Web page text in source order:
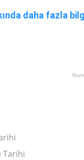
daha fazla
Tarihi